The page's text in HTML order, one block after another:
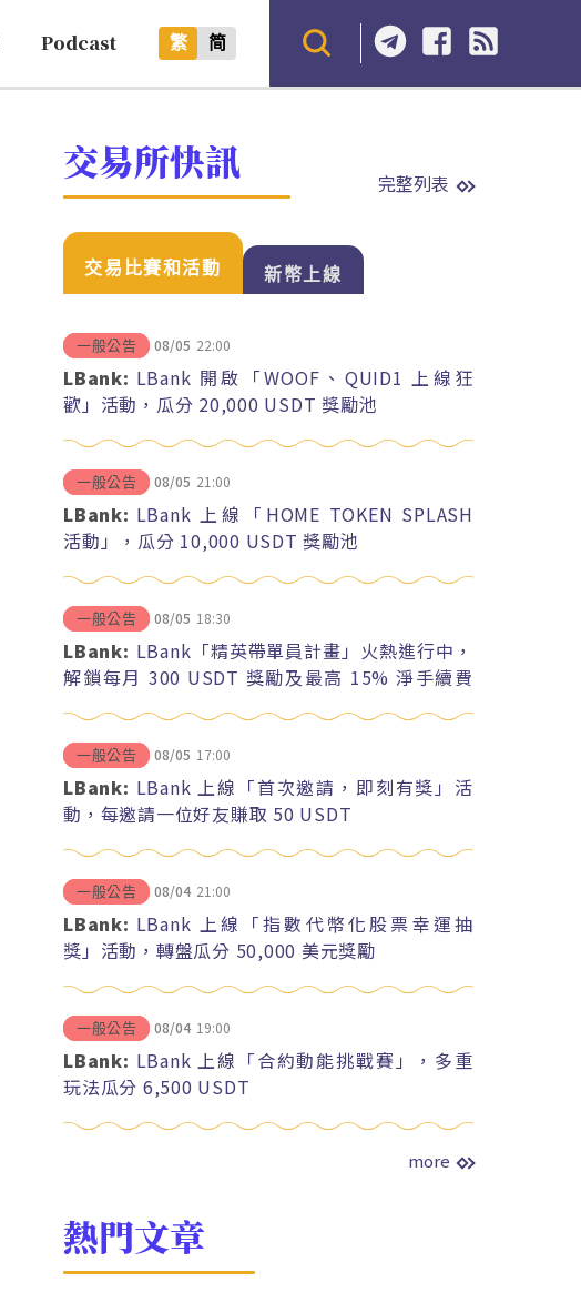
Podcast 繁 简
交易所快訊 完整列表
交易比賽和活動 新幣上線
一般公告 08/05 22:00
LBank: LBank 開啟「WOOF、QUID1 上線狂
歡」活動，瓜分 20,000 USDT 獎勵池
一般公告 08/05 21:00
LBank: LBank 上線「HOME TOKEN SPLASH
活動」，瓜分 10,000 USDT 獎勵池
一般公告 08/05 18:30
LBank: LBank「精英帶單員計畫」火熱進行中，
解鎖每月 300 USDT 獎勵及最高 15% 淨手續費
一般公告 08/05 17:00
LBank: LBank 上線「首次邀請，即刻有獎」活
動，每邀請一位好友賺取 50 USDT
一般公告 08/04 21:00
LBank: LBank 上線「指數代幣化股票幸運抽
獎」活動，轉盤瓜分 50,000 美元獎勵
一般公告 08/04 19:00
LBank: LBank 上線「合約動能挑戰賽」，多重
玩法瓜分 6,500 USDT
more
熱門文章